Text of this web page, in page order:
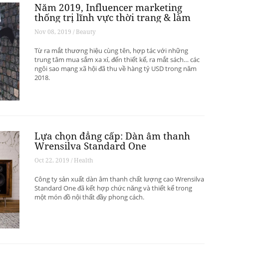
Năm 2019, Influencer marketing
thống trị lĩnh vực thời trang & làm
đẹp
Nov 08, 2019 / Beauty
Từ ra mắt thương hiệu cùng tên, hợp tác với những
trung tâm mua sắm xa xỉ, đến thiết kế, ra mắt sách… các
ngôi sao mạng xã hội đã thu về hàng tỷ USD trong năm
2018.
Lựa chọn đẳng cấp: Dàn âm thanh
Wrensilva Standard One
Oct 22, 2019 / Health
Công ty sản xuất dàn âm thanh chất lượng cao Wrensilva
Standard One đã kết hợp chức năng và thiết kế trong
một món đồ nội thất đầy phong cách.